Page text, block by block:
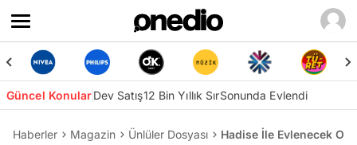
Güncel KonularDev Satış12 Bin Yıllık SırSonunda Evlendi
Haberler Magazin Ünlüler Dosyası Hadise İle Evlenecek